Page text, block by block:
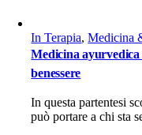
In Terapia,Medicina
Medicina
benessere
In questa partentesi
può portare a chi sta